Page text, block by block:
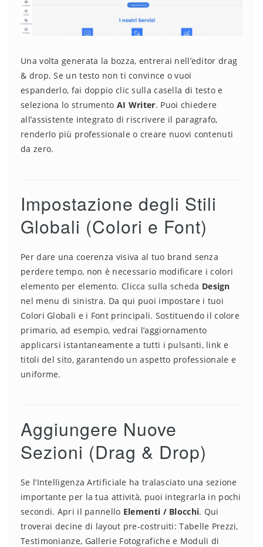
Una volta generata la bozza, entrerai nell’editor drag
& drop. Se un testo non ti convince o vuoi
espanderlo, fai doppio clic sulla casella di testo e
seleziona lo strumento AI Writer. Puoi chiedere
all’assistente integrato di riscrivere il paragrafo,
renderlo più professionale o creare nuovi contenuti
da zero.
Impostazione degli Stili
Globali (Colori e Font)
Per dare una coerenza visiva al tuo brand senza
perdere tempo, non è necessario modificare i colori
elemento per elemento. Clicca sulla scheda Design
nel menu di sinistra. Da qui puoi impostare i tuoi
Colori Globali e i Font principali. Sostituendo il colore
primario, ad esempio, vedrai l’aggiornamento
applicarsi istantaneamente a tutti i pulsanti, link e
titoli del sito, garantendo un aspetto professionale e
uniforme.
Aggiungere Nuove
Sezioni (Drag & Drop)
Se l’Intelligenza Artificiale ha tralasciato una sezione
importante per la tua attività, puoi integrarla in pochi
secondi. Apri il pannello Elementi / Blocchi. Qui
troverai decine di layout pre-costruiti: Tabelle Prezzi,
Testimonianze, Gallerie Fotografiche e Moduli di